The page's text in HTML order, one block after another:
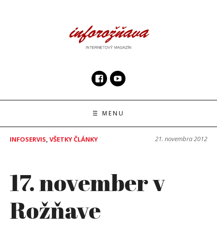
☰ MENU
INFOSERVIS, VŠETKY ČLÁNKY 21. novembra 2012
17. november v
Rožňave